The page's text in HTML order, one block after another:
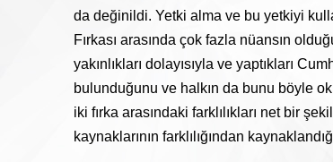
da değinildi. Yetki alma ve bu yetkiyi
Fırkası arasında çok fazla nüansın
yakınlıkları dolayısıyla ve yaptıkları
bulunduğunu ve halkın da bunu böyle
iki fırka arasındaki farklılıkları net bir
kaynaklarının farklılığından